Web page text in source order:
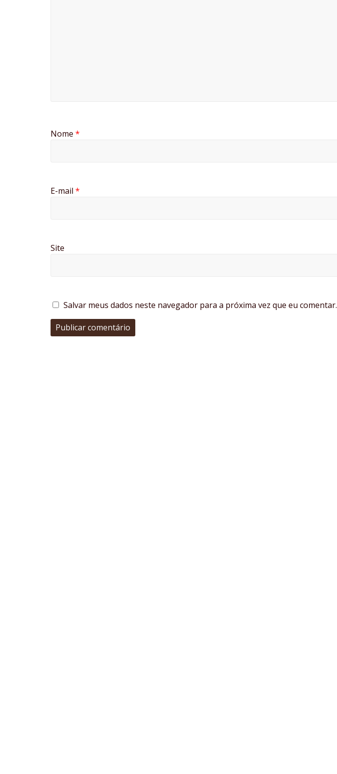
Nome *
E-mail *
Site
Salvar meus dados neste navegador para a próxima vez que eu comentar.